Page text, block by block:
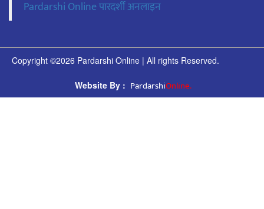
Pardarshi Online पारदर्शी अनलाइन
Copyright ©2026 Pardarshi Online | All rights Reserved.
Website By : PardarshiOnline.